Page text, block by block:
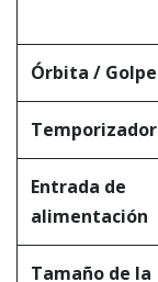
Órbita / Golpe
Temporizador
Entrada de
alimentación
Tamaño de la